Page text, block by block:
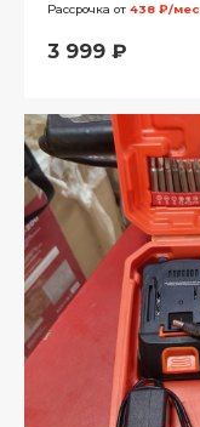
Рассрочка от 438 ₽/мес.
3 999 ₽